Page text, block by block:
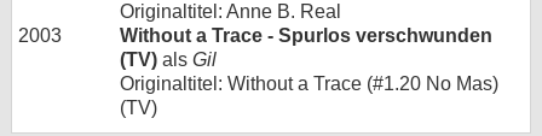
Originaltitel: Anne B. Real
2003
Without a Trace - Spurlos verschwunden
(TV) als Gil
Originaltitel: Without a Trace (#1.20 No Mas)
(TV)